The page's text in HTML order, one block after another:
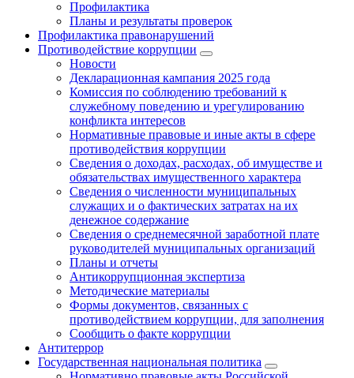
Профилактика
Планы и результаты проверок
Профилактика правонарушений
Противодействие коррупции
Новости
Декларационная кампания 2025 года
Комиссия по соблюдению требований к
служебному поведению и урегулированию
конфликта интересов
Нормативные правовые и иные акты в сфере
противодействия коррупции
Сведения о доходах, расходах, об имуществе и
обязательствах имущественного характера
Сведения о численности муниципальных
служащих и о фактических затратах на их
денежное содержание
Сведения о среднемесячной заработной плате
руководителей муниципальных организаций
Планы и отчеты
Антикоррупционная экспертиза
Методические материалы
Формы документов, связанных с
противодействием коррупции, для заполнения
Сообщить о факте коррупции
Антитеррор
Государственная национальная политика